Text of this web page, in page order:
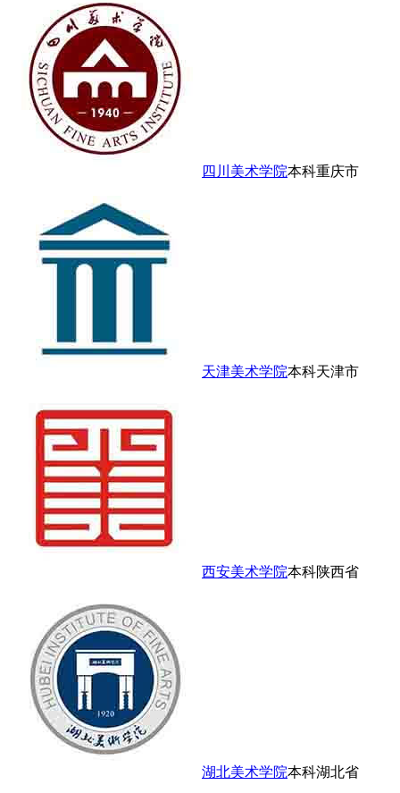
四川美术学院本科重庆市
天津美术学院本科天津市
西安美术学院本科陕西省
湖北美术学院本科湖北省